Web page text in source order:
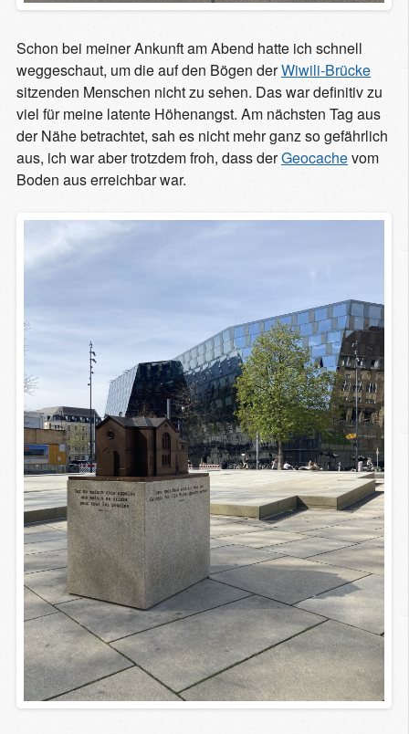
Schon bei meiner Ankunft am Abend hatte ich schnell
weggeschaut, um die auf den Bögen derWiwili-Brücke
sitzenden Menschen nicht zu sehen. Das war definitiv zu
viel für meine latente Höhenangst. Am nächsten Tag aus
der Nähe betrachtet, sah es nicht mehr ganz so gefährlich
aus, ich war aber trotzdem froh, dass derGeocachevom
Boden aus erreichbar war.